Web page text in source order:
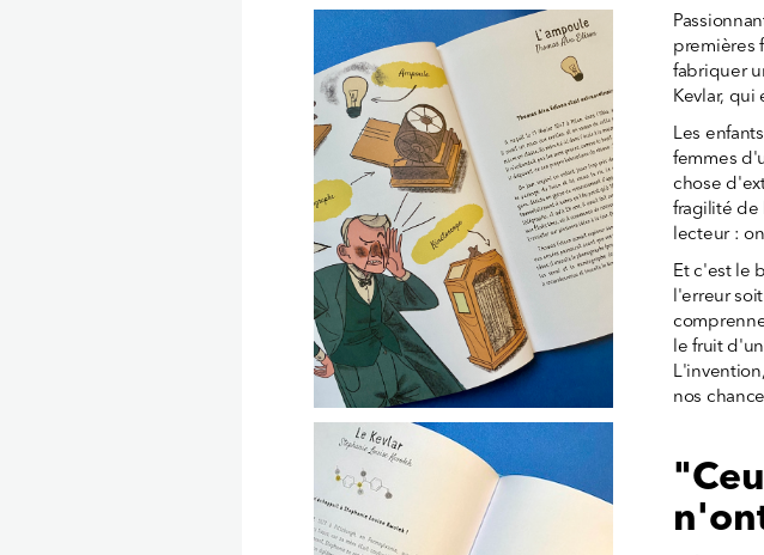
premières
fabriquer
Kevlar, qui
Les
femmes
chose
fragilité de
lecteur :
Et c'est le
l'erreur
le fruit
nos